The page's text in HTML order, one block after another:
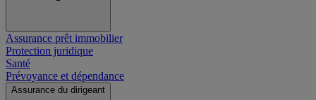
Assurance prêt immobilier
Protection juridique
Santé
Prévoyance et dépendance
Assurance du dirigeant